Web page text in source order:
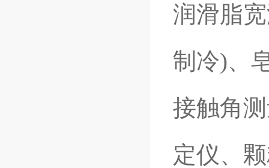
润滑脂
制冷)、
接触角
定仪、